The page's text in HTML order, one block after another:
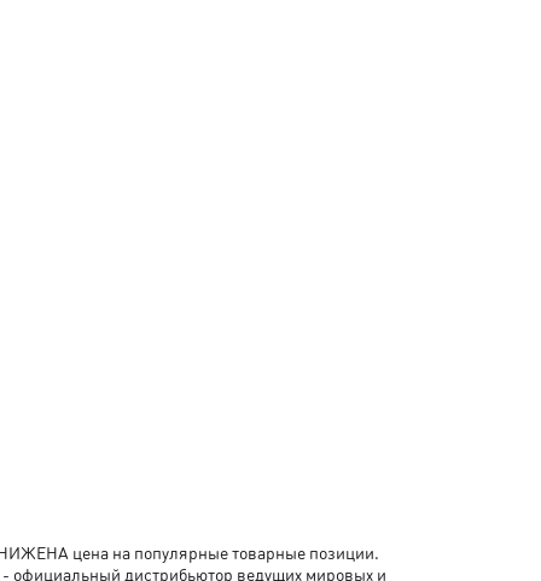
цена на популярные товарные позиции.
официальный дистрибьютор ведущих мировых и